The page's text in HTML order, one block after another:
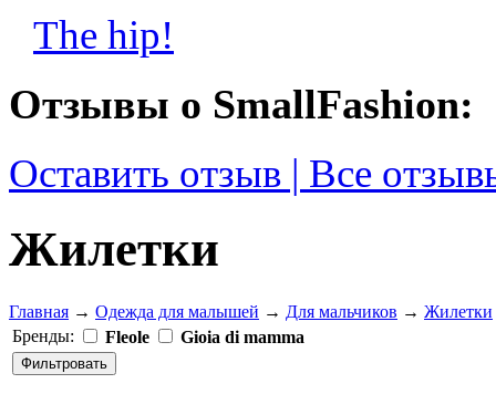
The hip!
Отзывы о SmallFashion:
Оставить отзыв | Все
Жилетки
Главная → Одежда для малышей → Для мальчиков → Жилетки
Бренды:
Fleole Gioia di mamma